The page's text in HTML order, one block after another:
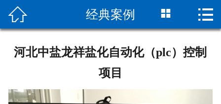
首页
 经典案例  
河北中盐龙祥盐化自动化（plc）控制
项目